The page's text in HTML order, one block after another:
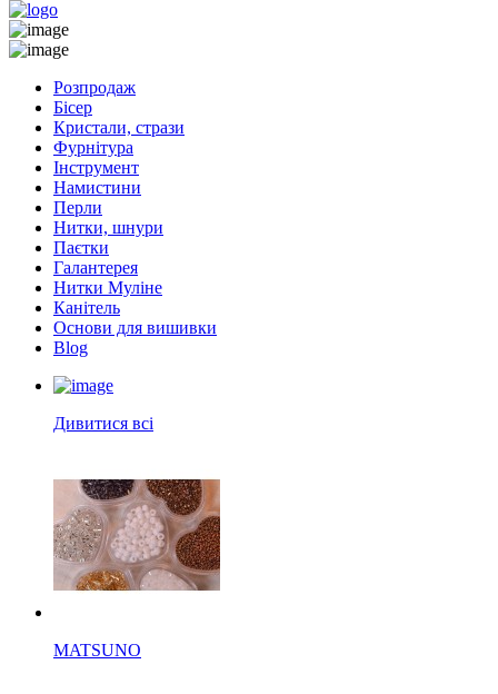
Розпродаж
Бісер
Кристали, стрази
Фурнітура
Інструмент
Намистини
Перли
Нитки, шнури
Паєтки
Галантерея
Нитки Муліне
Канітель
Основи для вишивки
Blog
Дивитися всі
MATSUNO